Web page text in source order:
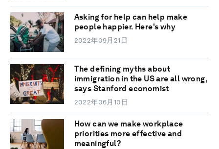
Asking for help can help make
people happier. Here's why
2022年09月21日
The defining myths about
immigration in the US are all wrong,
says Stanford economist
2022年06月10日
How can we make workplace
priorities more effective and
meaningful?